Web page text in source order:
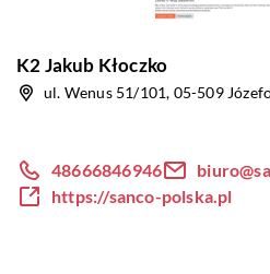
K2 Jakub Kłoczko
ul. Wenus 51/101, 05-509
48666846946
https://sanco-polska.pl